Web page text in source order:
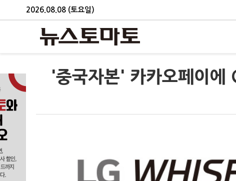
2026.08.08 (토요일)
'중국자본' 카카오페이에